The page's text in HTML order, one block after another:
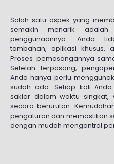
Salah satu aspek yang
semakin menarik
penggunaannya. Anda
tambahan, aplikasi khusus,
Proses pemasangannya
Setelah terpasang,
Anda hanya perlu
sudah ada. Setiap kali
saklar dalam waktu
secara berurutan.
pengaturan dan memastikan
dengan mudah mengontrol